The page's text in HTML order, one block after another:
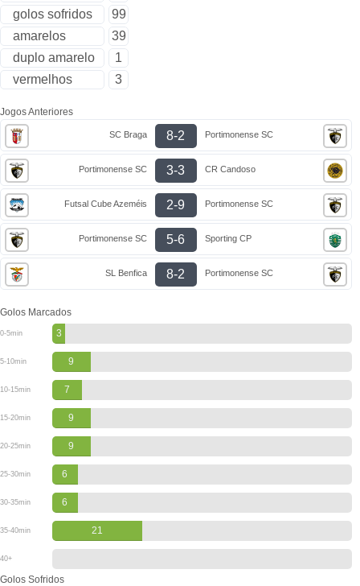
golos sofridos
99
amarelos
39
duplo amarelo
1
vermelhos
3
Jogos Anteriores
SC Braga 8-2 Portimonense SC
Portimonense SC 3-3 CR Candoso
Futsal Cube Azeméis 2-9 Portimonense SC
Portimonense SC 5-6 Sporting CP
SL Benfica 8-2 Portimonense SC
Golos Marcados
0-5min 3
5-10min 9
10-15min 7
15-20min 9
20-25min 9
25-30min 6
30-35min 6
35-40min 21
40+
Golos Sofridos